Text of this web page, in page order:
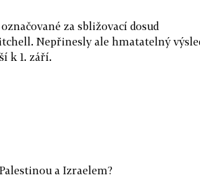
za sbližovací dosud
Nepřinesly ale hmatatelný
k 1. září.
a Izraelem?